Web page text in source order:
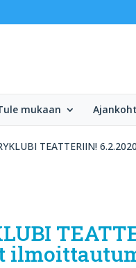
mukaan
TEATTERIIN!